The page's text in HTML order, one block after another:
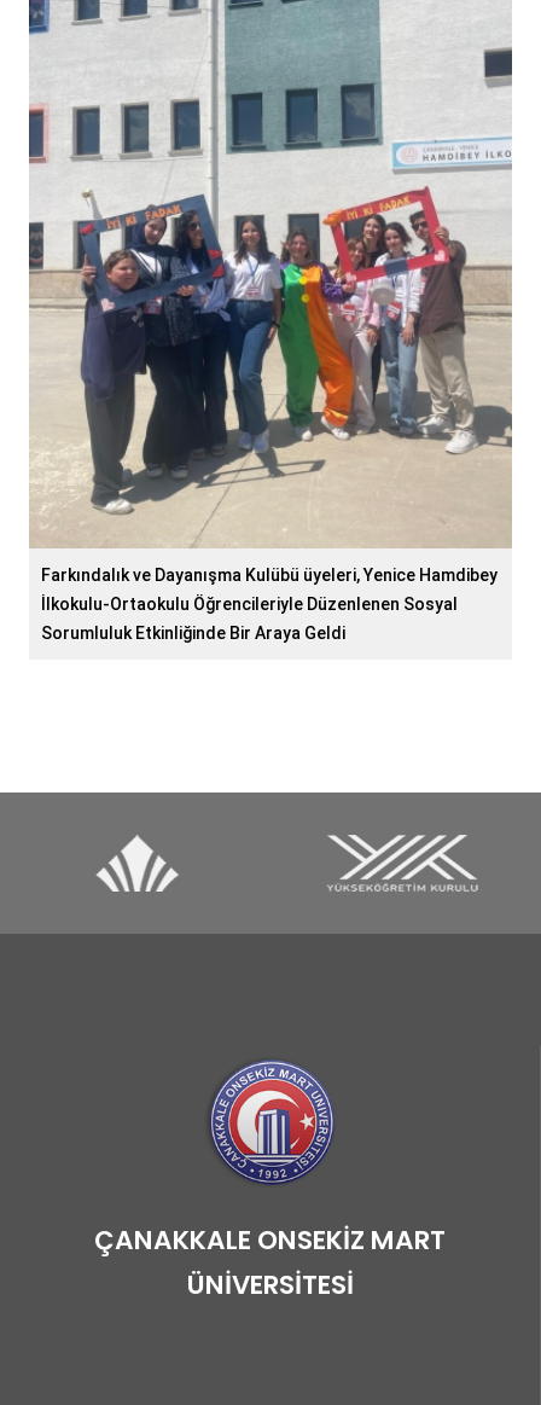
Farkındalık ve Dayanışma Kulübü üyeleri, Yenice Hamdibey
İlkokulu-Ortaokulu Öğrencileriyle Düzenlenen Sosyal
Sorumluluk Etkinliğinde Bir Araya Geldi
ÇANAKKALE ONSEKİZ MART
ÜNİVERSİTESİ